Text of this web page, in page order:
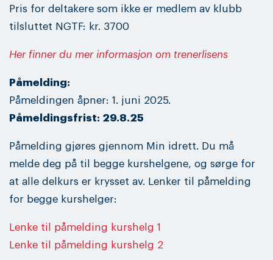
Pris for deltakere som ikke er medlem av klubb
tilsluttet NGTF: kr. 3700
Her finner du mer informasjon om trenerlisens
Påmelding:
Påmeldingen åpner: 1. juni 2025.
Påmeldingsfrist: 29.8.25
Påmelding gjøres gjennom Min idrett. Du må
melde deg på til begge kurshelgene, og sørge for
at alle delkurs er krysset av. Lenker til påmelding
for begge kurshelger:
Lenke til påmelding kurshelg 1
Lenke til påmelding kurshelg 2